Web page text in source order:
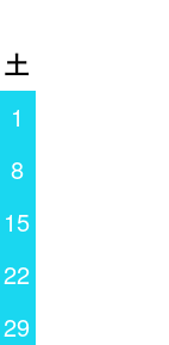
土
1
8
15
22
29